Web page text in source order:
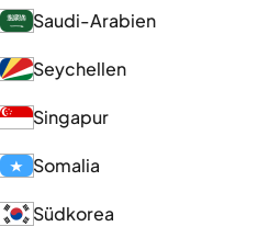
Saudi-Arabien
Seychellen
Singapur
Somalia
Südkorea